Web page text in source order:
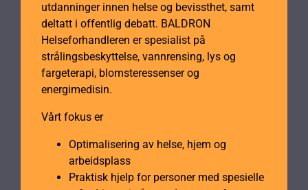
utdanninger innen helse og bevissthet, samt
deltatt i offentlig debatt. BALDRON
Helseforhandleren er spesialist på
strålingsbeskyttelse, vannrensing, lys og
fargeterapi, blomsteressenser og
energimedisin.
Vårt fokus er
Optimalisering av helse, hjem og
arbeidsplass
Praktisk hjelp for personer med spesielle